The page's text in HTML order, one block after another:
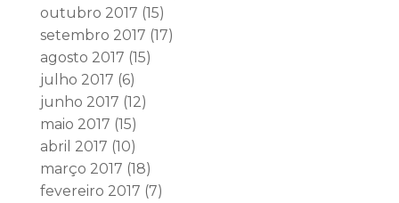
outubro 2017 (15)
setembro 2017 (17)
agosto 2017 (15)
julho 2017 (6)
junho 2017 (12)
maio 2017 (15)
abril 2017 (10)
março 2017 (18)
fevereiro 2017 (7)